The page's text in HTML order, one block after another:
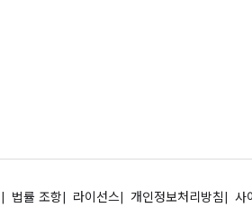
법률 조항 라이선스 개인정보처리방침 사